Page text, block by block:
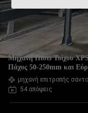
Μηχανή Πίσω Τοίχου
Πάχος 50-250mm και
μηχανή επιτροπής
54 απόψεις